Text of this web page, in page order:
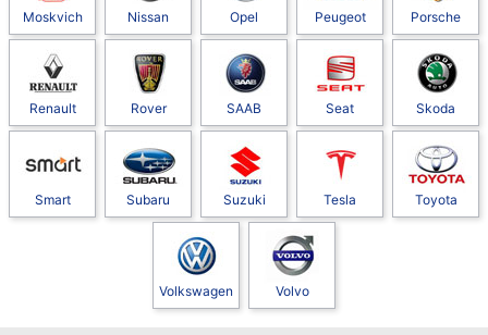
Moskvich Nissan Opel Peugeot Porsche
Renault Rover SAAB Seat Skoda
Smart Subaru Suzuki Tesla Toyota
Volkswagen Volvo